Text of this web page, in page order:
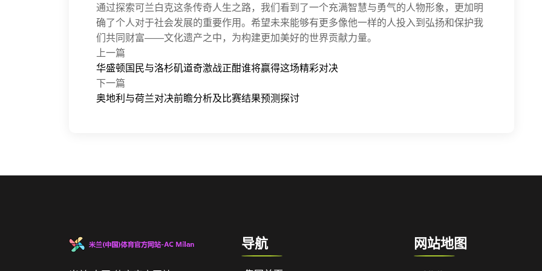
通过探索可兰白克这条传奇人生之路，我们看到了一个充满智慧与勇气的人物形象，更加明
确了个人对于社会发展的重要作用。希望未来能够有更多像他一样的人投入到弘扬和保护我
们共同财富——文化遗产之中，为构建更加美好的世界贡献力量。
上一篇
华盛顿国民与洛杉矶道奇激战正酣谁将赢得这场精彩对决
下一篇
奥地利与荷兰对决前瞻分析及比赛结果预测探讨
导航 网站地图